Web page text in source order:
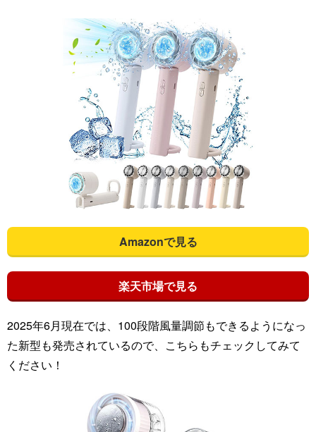
Amazonで見る
楽天市場で見る
2025年6月現在では、100段階風量調節もできるようになっ
た新型も発売されているので、こちらもチェックしてみて
ください！